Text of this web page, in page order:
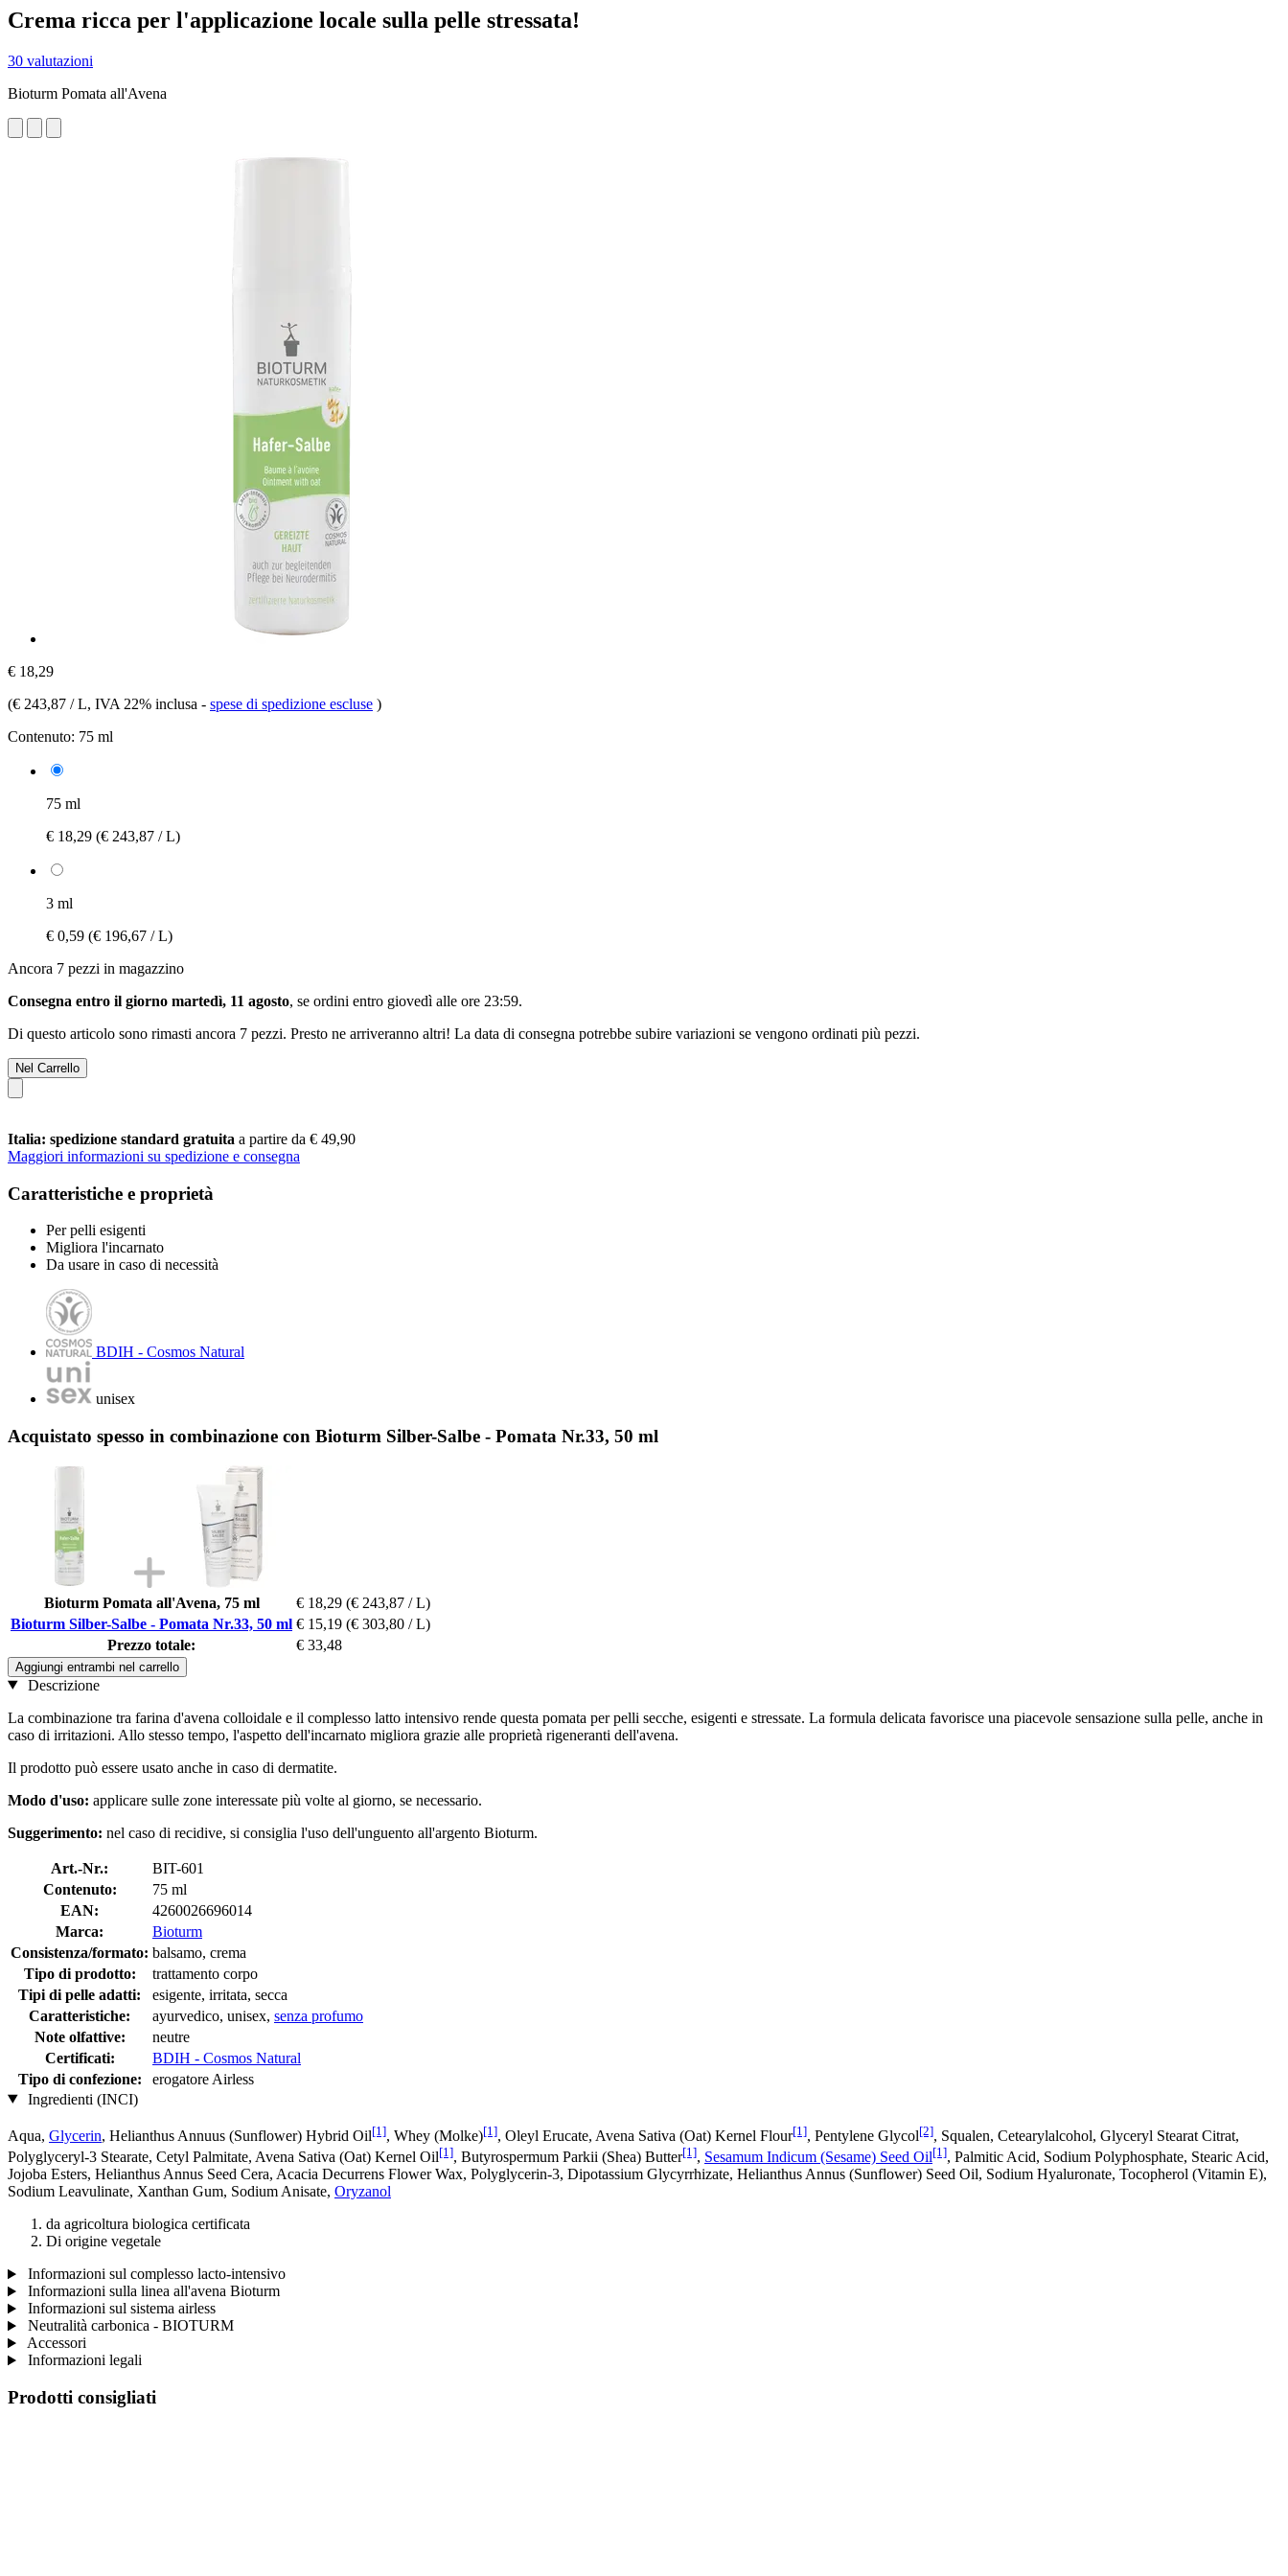
Crema ricca per l'applicazione locale sulla pelle stressata!
30 valutazioni
Bioturm Pomata all'Avena
€ 18,29
(€ 243,87 / L, IVA 22% inclusa - spese di spedizione escluse )
Contenuto: 75 ml
75 ml
€ 18,29 (€ 243,87 / L)
3 ml
€ 0,59 (€ 196,67 / L)
Ancora 7 pezzi in magazzino
Consegna entro il giorno martedì, 11 agosto, se ordini entro giovedì alle ore 23:59.
Di questo articolo sono rimasti ancora 7 pezzi. Presto ne arriveranno altri! La data di consegna potrebbe subire variazioni se vengono ordinati più pezzi.
Nel Carrello
Italia: spedizione standard gratuita a partire da € 49,90
Maggiori informazioni su spedizione e consegna
Caratteristiche e proprietà
Per pelli esigenti
Migliora l'incarnato
Da usare in caso di necessità
BDIH - Cosmos Natural
unisex
Acquistato spesso in combinazione con Bioturm Silber-Salbe - Pomata Nr.33, 50 ml
Bioturm Pomata all'Avena, 75 ml € 18,29 (€ 243,87 / L)
Bioturm Silber-Salbe - Pomata Nr.33, 50 ml € 15,19 (€ 303,80 / L)
Prezzo totale:
€ 33,48
Aggiungi entrambi nel carrello
Descrizione
La combinazione tra farina d'avena colloidale e il complesso latto intensivo rende questa pomata per pelli secche, esigenti e stressate. La formula delicata favorisce una piacevole sensazione sulla pelle, anche in
caso di irritazioni. Allo stesso tempo, l'aspetto dell'incarnato migliora grazie alle proprietà rigeneranti dell'avena.
Il prodotto può essere usato anche in caso di dermatite.
Modo d'uso: applicare sulle zone interessate più volte al giorno, se necessario.
Suggerimento: nel caso di recidive, si consiglia l'uso dell'unguento all'argento Bioturm.
Art.-Nr.:
BIT-601
Contenuto:
75 ml
EAN:
4260026696014
Marca:
Bioturm
Consistenza/formato: balsamo, crema
Tipo di prodotto:
trattamento corpo
Tipi di pelle adatti:
esigente, irritata, secca
Caratteristiche:
ayurvedico, unisex, senza profumo
Note olfattive:
neutre
Certificati:
BDIH - Cosmos Natural
Tipo di confezione:
erogatore Airless
Ingredienti (INCI)
Aqua, Glycerin, Helianthus Annuus (Sunflower) Hybrid Oil[1], Whey (Molke)[1], Oleyl Erucate, Avena Sativa (Oat) Kernel Flour[1], Pentylene Glycol[2], Squalen, Cetearylalcohol, Glyceryl Stearat Citrat,
Polyglyceryl-3 Stearate, Cetyl Palmitate, Avena Sativa (Oat) Kernel Oil[1], Butyrospermum Parkii (Shea) Butter[1], Sesamum Indicum (Sesame) Seed Oil[1], Palmitic Acid, Sodium Polyphosphate, Stearic Acid,
Jojoba Esters, Helianthus Annus Seed Cera, Acacia Decurrens Flower Wax, Polyglycerin-3, Dipotassium Glycyrrhizate, Helianthus Annus (Sunflower) Seed Oil, Sodium Hyaluronate, Tocopherol (Vitamin E),
Sodium Leavulinate, Xanthan Gum, Sodium Anisate, Oryzanol
da agricoltura biologica certificata
Di origine vegetale
Informazioni sul complesso lacto-intensivo
Informazioni sulla linea all'avena Bioturm
Informazioni sul sistema airless
Neutralità carbonica - BIOTURM
Accessori
Informazioni legali
Prodotti consigliati